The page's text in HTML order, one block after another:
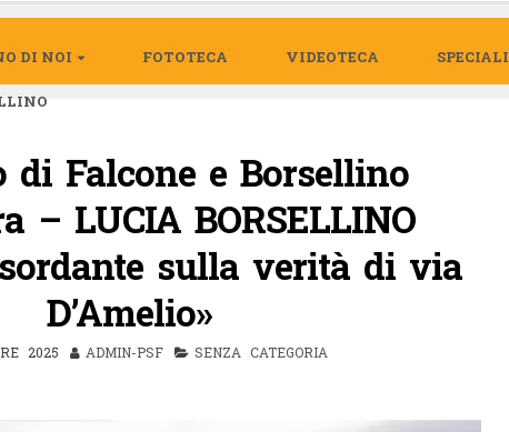
DI NOI FOTOTECA VIDEOTECA SPECIALI
di Falcone e Borsellino
– LUCIA BORSELLINO
sulla verità di via
D’Amelio»
2025 ADMIN-PSF SENZA CATEGORIA